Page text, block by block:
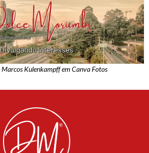
Kulenkampff em Canva Fotos